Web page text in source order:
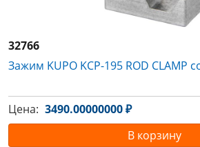
32766
Зажим KUPO KCP-195 ROD CLAMP
Цена: 3490.00000000 ₽
В корзину